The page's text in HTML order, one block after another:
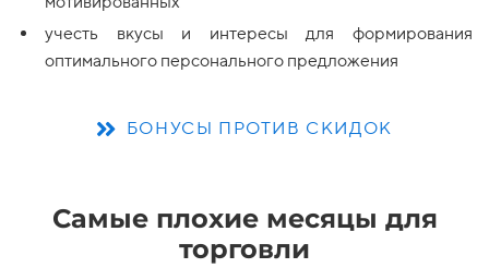
учесть вкусы и интересы для формирования
оптимального персонального предложения
БОНУСЫ ПРОТИВ СКИДОК
Самые плохие месяцы для
торговли